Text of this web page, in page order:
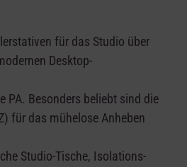
für das Studio über
Desktop-
PA. Besonders beliebt sind die
für das mühelose Anheben
Studio-Tische, Isolations-